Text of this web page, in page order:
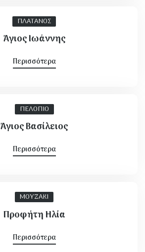
ΠΛΑΤΑΝΟΣ
Άγιος Ιωάννης
Περισσότερα
ΠΕΛΟΠΙΟ
Άγιος Βασίλειος
Περισσότερα
ΜΟΥΖΑΚΙ
Προφήτη Ηλία
Περισσότερα